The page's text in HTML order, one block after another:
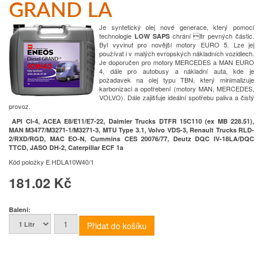
GRAND LA
Je syntetický olej nové generace, který pomocí
technologie LOW SAPSchrání ltr pevných částic.
Byl vyvinut pro novější motory EURO 5. Lze jej
používat i v malých evropských nákladních vozidlech.
Je doporučen pro motory MERCEDES a MAN EURO
4, dále pro autobusy a nákladní auta, kde je
požadavek na olej typu TBN, který minimalizuje
karbonizaci a opotřebení (motory MAN, MERCEDES,
VOLVO). Dále zajišťuje ideální spotřebu paliva a čistý
provoz.
API CI-4, ACEA E8/E11/E7-22, Daimler Trucks DTFR 15C110 (ex MB 228.51),
MAN M3477/M3271-1/M3271-3, MTU Type 3.1, Volvo VDS-3, Renault Trucks RLD-
2/RXD/RGD, MAC EO-N, Cummins CES 20076/77, Deutz DQC IV-18LA/DQC
TTCD, JASO DH-2, Caterpillar ECF 1a
Kód položky E.HDLA10W40/1
181.02 Kč
Balení: